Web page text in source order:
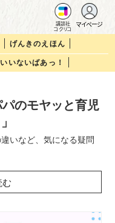
講談社
コクリコ
マイページ
げんきのえほん
いないばあっ！
のモヤッと育児
いなど、気になる疑問